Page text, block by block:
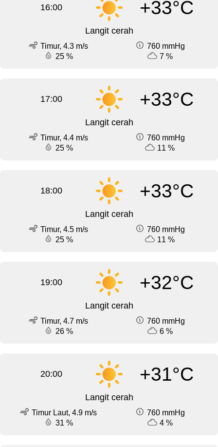
16:00 +33°C
Langit cerah
Timur, 4.3 m/s
760 mmHg
25 %
7 %
17:00 +33°C
Langit cerah
Timur, 4.4 m/s
760 mmHg
25 %
11 %
18:00 +33°C
Langit cerah
Timur, 4.5 m/s
760 mmHg
25 %
11 %
19:00 +32°C
Langit cerah
Timur, 4.7 m/s
760 mmHg
26 %
6 %
20:00 +31°C
Langit cerah
Timur Laut, 4.9 m/s
760 mmHg
31 %
4 %